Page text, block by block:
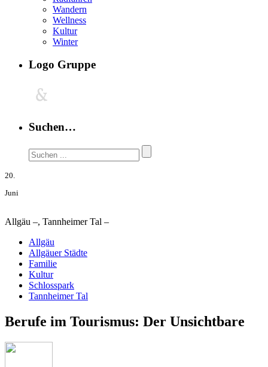
Wandern
Wellness
Kultur
Winter
Logo Gruppe
Suchen…
20.
Juni
Allgäu –, Tannheimer Tal –
Allgäu
Allgäuer Städte
Familie
Kultur
Schlosspark
Tannheimer Tal
Berufe im Tourismus: Der Unsichtbare